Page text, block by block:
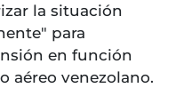
la situación
para
en función
aéreo venezolano.